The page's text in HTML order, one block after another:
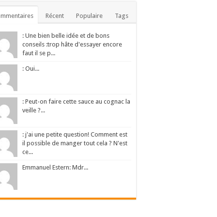
Récent Populaire Tags
: Une bien belle idée et de bons
conseils :trop hâte d'essayer encore
faut il se p...
: Oui...
: Peut-on faire cette sauce au cognac la
veille ?...
: j'ai une petite question! Comment est
il possible de manger tout cela ? N'est
ce...
Emmanuel Estern: Mdr...